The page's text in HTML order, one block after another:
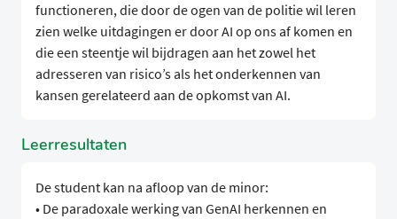
functioneren, die door de ogen van de politie wil leren
zien welke uitdagingen er door AI op ons af komen en
die een steentje wil bijdragen aan het zowel het
adresseren van risico’s als het onderkennen van
kansen gerelateerd aan de opkomst van AI.
Leerresultaten
De student kan na afloop van de minor:
• De paradoxale werking van GenAI herkennen en